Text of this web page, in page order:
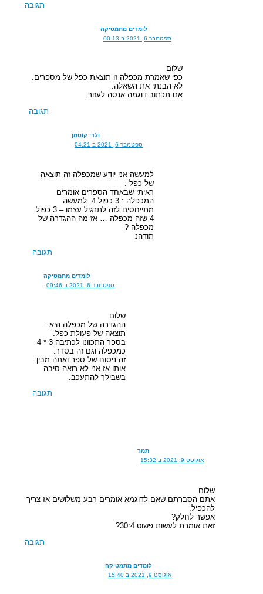
תגובה
לומדים מתמטיקה
ספטמבר 6, 2021 ב 00:13
שלום
כפי שאמרת מכפלה זו תוצאת כפל של מספרים.
לא הבנתי את השאלה.
אם תכתוב דוגמה אנסה לעזור.
תגובה
ולדי קוטמן
ספטמבר 6, 2021 ב 04:21
למעשה אני יודע שמכפלה זה תוצאה
של כפל .
ראיתי שבאחד הספרים אומרים
המכפלה : 3 כפול 4. למעשה
מתייחסים לזה לתרגיל עצמו – 3 כפול
4 שזה מכפלה … אז מה ההגדרה של
מכפלה ?
תודהנ
תגובה
לומדים מתמטיקה
ספטמבר 6, 2021 ב 09:46
שלום
ההגדרה של מכפלה היא –
תוצאה של פעולת כפל.
בספר התכוונו לכתיבה 3 * 4
כמכפלה וגם זה בסדר.
זה ניסוח של ספר ואתה מבין
אותו אז אני לא רואה סיבה
בשבילך להתעכב.
תגובה
תמר
אוגוסט 9, 2021 ב 15:32
שלום
אתם הסברתם שאם לדוגמא אומרים רבע משלושים אז צריך
להכפיל.
אפשר לחלק?
זאת אומרת לעשות פשוט 30:4?
תגובה
לומדים מתמטיקה
אוגוסט 9, 2021 ב 15:40